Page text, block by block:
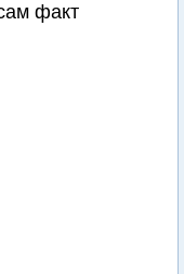
факт